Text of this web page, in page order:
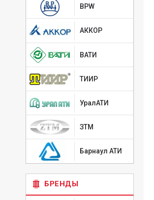
BPW
АККОР
ВАТИ
ТИИР
УралАТИ
ЗТМ
Барнаул АТИ
БРЕНДЫ